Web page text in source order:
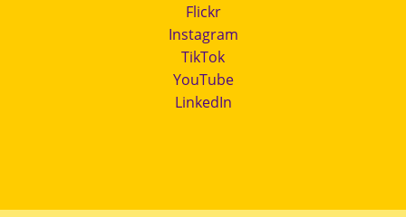
Flickr
Instagram
TikTok
YouTube
LinkedIn